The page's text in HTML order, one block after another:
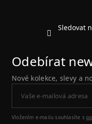
Sledovat
Odebírat
Nové kolekce, slevy a
Vložením e-mailu souhlasíte s